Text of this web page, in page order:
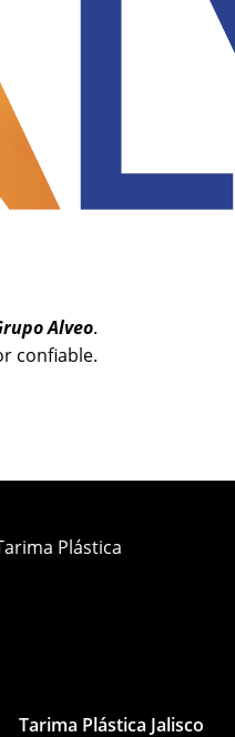
Alveo.
confiable.
Plástica
Tarima Plástica Jalisco